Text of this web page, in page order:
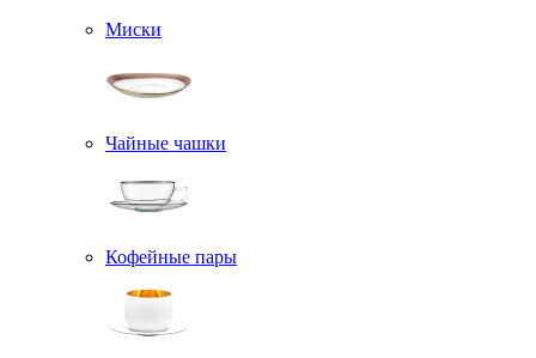
Миски
Чайные чашки
Кофейные пары